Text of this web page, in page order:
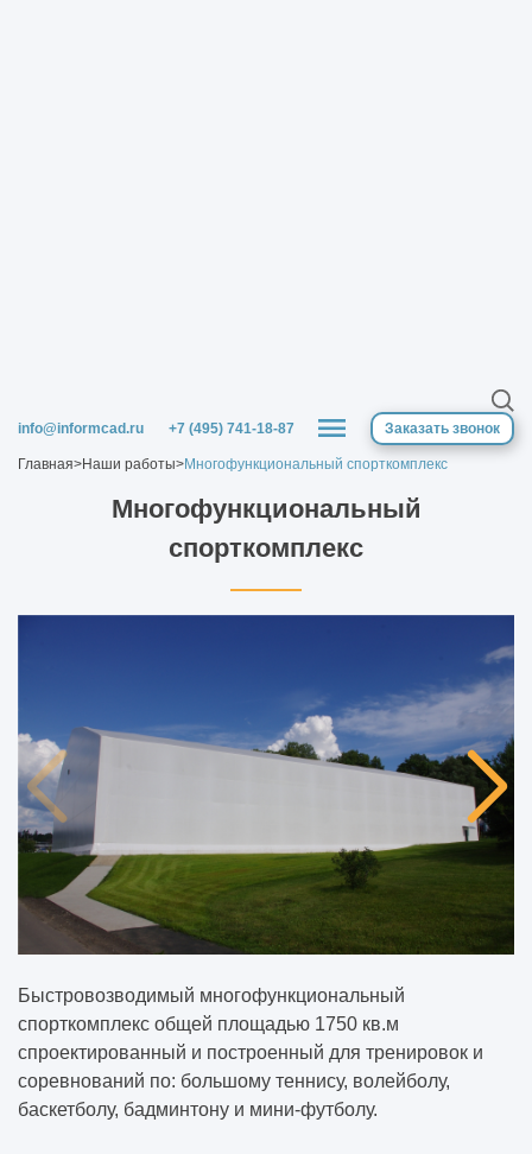
info@informcad.ru +7 (495) 741-18-87 Заказать звонок
Главная>Наши работы>Многофункциональный спорткомплекс
Многофункциональный
спорткомплекс
Быстровозводимый многофункциональный
спорткомплекс общей площадью 1750 кв.м
спроектированный и построенный для тренировок и
соревнований по: большому теннису, волейболу,
баскетболу, бадминтону и мини-футболу.